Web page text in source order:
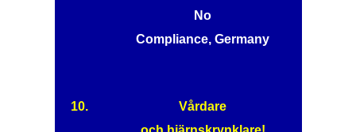
No
Compliance, Germany
10.
Vårdare